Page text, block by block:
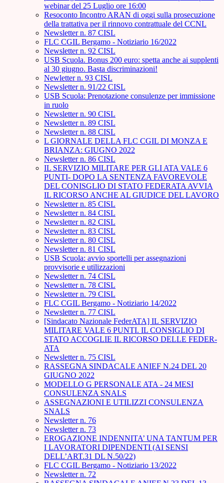
webinar del 25 Luglio ore 16:00
Resoconto Incontro ARAN di oggi sulla prosecuzione
della trattativa per il rinnovo contrattuale del CCNL
Newsletter n. 87 CISL
FLC CGIL Bergamo - Notiziario 16/2022
Newsletter n. 92 CISL
USB Scuola. Bonus 200 euro: spetta anche ai supplenti
al 30 giugno. Basta discriminazioni!
Newletter n. 93 CISL
Newsletter n. 91/22 CISL
USB Scuola: Prenotazione consulenze per immissione
in ruolo
Newsletter n. 90 CISL
Newsletter n. 89 CISL
Newsletter n. 88 CISL
L GIORNALE DELLA FLC CGIL DI MONZA E
BRIANZA: GIUGNO 2022
Newsletter n. 86 CISL
IL SERVIZIO MILITARE PER GLI ATA VALE 6
PUNTI- DOPO LA SENTENZA FAVOREVOLE
DEL CONISGLIO DI STATO FEDERATA AVVIA
IL RICORSO ANCHE AL GIUDICE DEL LAVORO
Newsletter n. 85 CISL
Newsletter n. 84 CISL
Newsletter n. 82 CISL
Newsletter n. 83 CISL
Newsletter n. 80 CISL
Newsletter n. 81 CISL
USB Scuola: avvio sportelli per assegnazioni
provvisorie e utilizzazioni
Newsletter n. 74 CISL
Newsletter n. 78 CISL
Newsletter n. 79 CISL
FLC CGIL Bergamo - Notiziario 14/2022
Newsletter n. 77 CISL
[Sindacato Nazionale FederATA] IL SERVIZIO
MILITARE VALE 6 PUNTI. IL CONSIGLIO DI
STATO ACCOGLIE IL RICORSO DELLE FEDER-
ATA
Newsletter n. 75 CISL
RASSEGNA SINDACALE ANIEF N.24 DEL 20
GIUGNO 2022
MODELLO G PERSONALE ATA - 24 MESI
CONSULENZA SNALS
ASSEGNAZIONI E UTILIZZI CONSULENZA
SNALS
Newsletter n. 76
Newsletter n. 73
EROGAZIONE INDENNITA’ UNA TANTUM PER
I LAVORATORI DIPENDENTI (AI SENSI
DELL’ART.31 DL N.50/22)
FLC CGIL Bergamo - Notiziario 13/2022
Newsletter n. 72